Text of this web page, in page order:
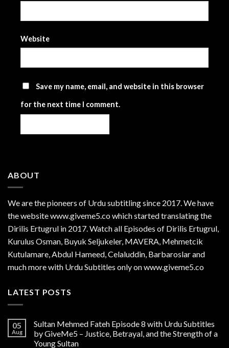
Website
Save my name, email, and website in this browser
for the next time I comment.
ABOUT
We are thepioneers of Urdu subtitling since 2017. We have
the website www.giveme5.co which started translating the
Dirilis Ertugrul in 2017. Watch all Episodes of Dirilis Ertugrul,
Kurulus Osman, Buyuk Seljukeler, MAVERA, Mehmetcik
Kutulamare, Abdul Hameed, Celaluddin, Barbaroslar and
much more with Urdu Subtitles only on www.giveme5.co
LATEST POSTS
05
Aug
Sultan Mehmed Fateh Episode 8 with Urdu Subtitles
by GiveMe5 – Justice, Betrayal, and the Strength of a
Young Sultan